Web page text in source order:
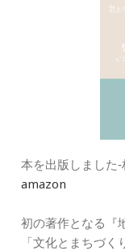
本を出版しました
amazon
初の著作となる『
「文化とまちづ